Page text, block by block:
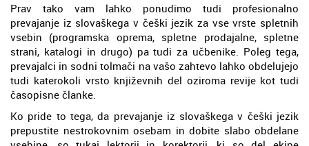
Prav tako vam lahko ponudimo tudi profesionalno
prevajanje iz slovaškega v češki jezik za vse vrste spletnih
vsebin (programska oprema, spletne prodajalne, spletne
strani, katalogi in drugo) pa tudi za učbenike. Poleg tega,
prevajalci in sodni tolmači na vašo zahtevo lahko obdelujejo
tudi katerokoli vrsto književnih del oziroma revije kot tudi
časopisne članke.
Ko pride to tega, da prevajanje iz slovaškega v češki jezik
prepustite nestrokovnim osebam in dobite slabo obdelane